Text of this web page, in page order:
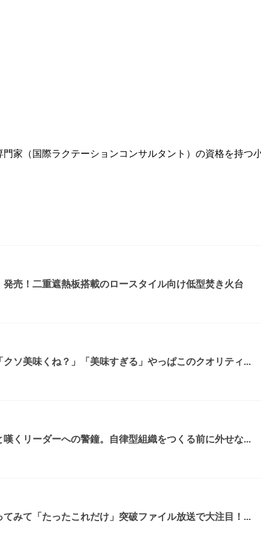
家（国際ラクテーションコンサルタント）の資格を持つ
売！二重遮熱板搭載のロースタイル向け低型焚き火台
ソ美味くね？」「美味すぎる」やっぱこのクオリティ...
嘆くリーダーへの警鐘。自律型組織をつくる前に外せな...
みて「たったこれだけ」突破ファイル放送で大注目！...